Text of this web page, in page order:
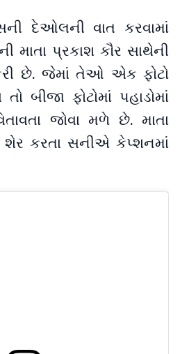
દેઓલની વાત કરવામાં
પ્રકાશ કૌર સાથેની
છે. જેમાં તેઓ એક ફોટો
બીજા ફોટોમાં પહાડોમાં
જોવા મળે છે. માતા
શેર કરતા સનીએ કેપ્શનમાં